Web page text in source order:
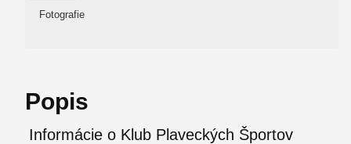
Fotografie
Popis
Informácie o Klub Plaveckých Športov